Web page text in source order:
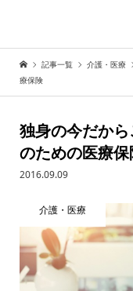
記事一覧 介護・医療
療保険
独身の今だか
のための医療保
2016.09.09
介護・医療